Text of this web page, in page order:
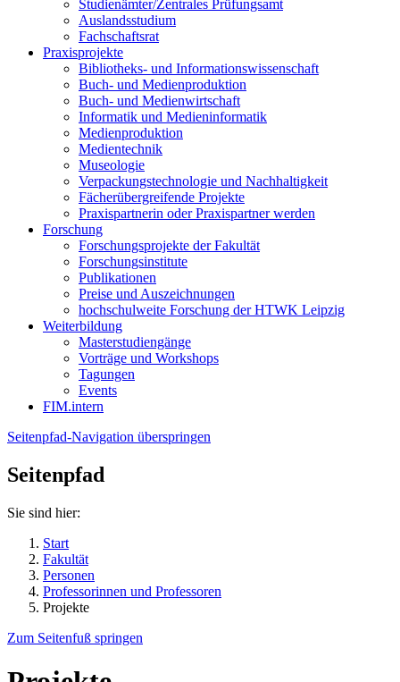
Studienämter/Zentrales Prüfungsamt
Auslandsstudium
Fachschaftsrat
Praxisprojekte
Bibliotheks- und Informationswissenschaft
Buch- und Medienproduktion
Buch- und Medienwirtschaft
Informatik und Medieninformatik
Medienproduktion
Medientechnik
Museologie
Verpackungstechnologie und Nachhaltigkeit
Fächerübergreifende Projekte
Praxispartnerin oder Praxispartner werden
Forschung
Forschungsprojekte der Fakultät
Forschungsinstitute
Publikationen
Preise und Auszeichnungen
hochschulweite Forschung der HTWK Leipzig
Weiterbildung
Masterstudiengänge
Vorträge und Workshops
Tagungen
Events
FIM.intern
Seitenpfad-Navigation überspringen
Seitenpfad
Sie sind hier:
Start
Fakultät
Personen
Professorinnen und Professoren
Projekte
Zum Seitenfuß springen